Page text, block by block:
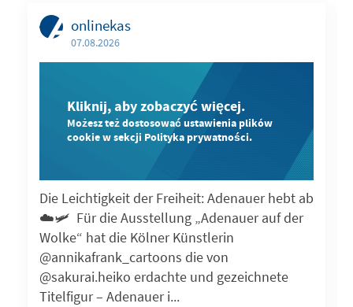
onlinekas
07.08.2026
Kliknij, aby zobaczyć więcej.
Możesz też dostosować ustawienia plików
cookie w sekcji Polityka prywatności.
Die Leichtigkeit der Freiheit: Adenauer hebt ab
☁️🛩️ Für die Ausstellung „Adenauer auf der
Wolke“ hat die Kölner Künstlerin
@annikafrank_cartoons die von
@sakurai.heiko erdachte und gezeichnete
Titelfigur – Adenauer i...